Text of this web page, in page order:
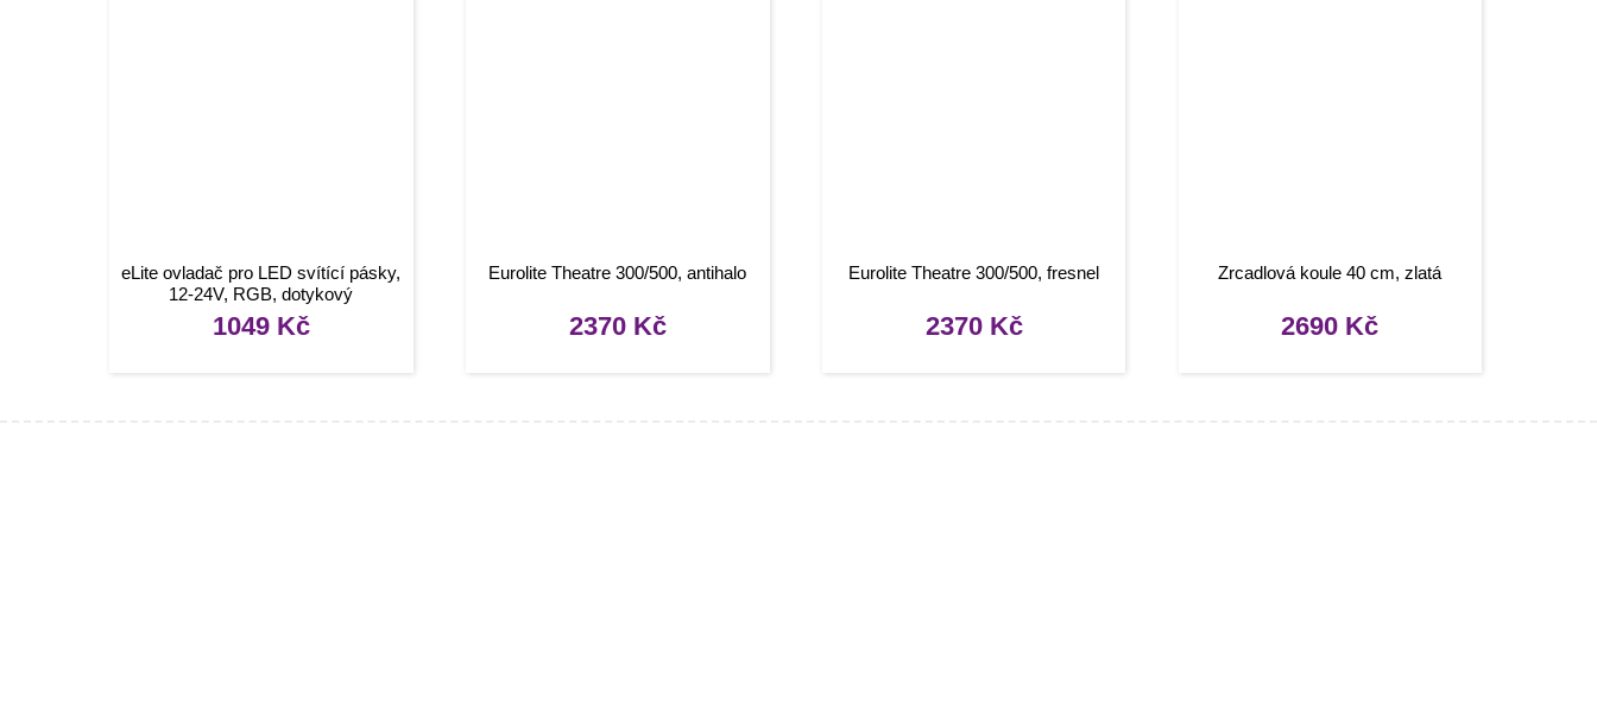
eLite ovladač pro LED svítící pásky,
12-24V, RGB, dotykový
1049 Kč
Eurolite Theatre 300/500, antihalo
2370 Kč
Eurolite Theatre 300/500, fresnel
2370 Kč
Zrcadlová koule 40 cm, zlatá
2690 Kč